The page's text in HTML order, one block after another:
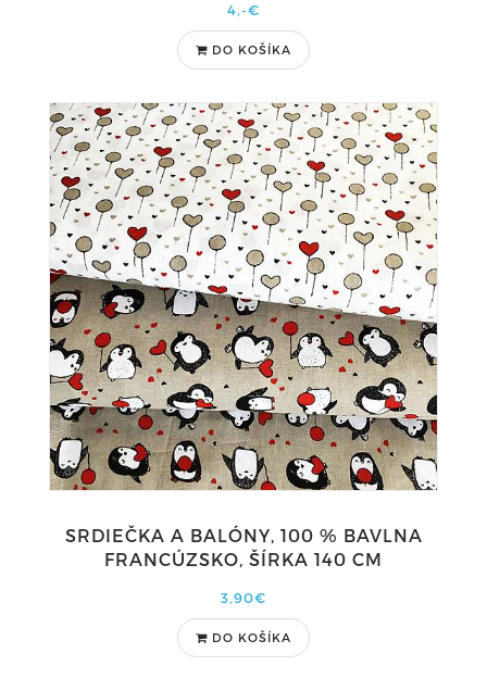
4,-€
DO KOŠÍKA
SRDIEČKA A BALÓNY, 100 % BAVLNA
FRANCÚZSKO, ŠÍRKA 140 CM
3,90€
DO KOŠÍKA